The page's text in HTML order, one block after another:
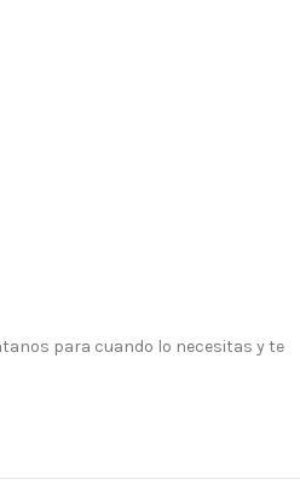
para cuando lo necesitas y te